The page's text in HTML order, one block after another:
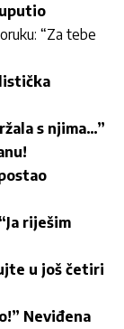
“Za tebe
s njima…”
riješim
u još četiri
Neviđena